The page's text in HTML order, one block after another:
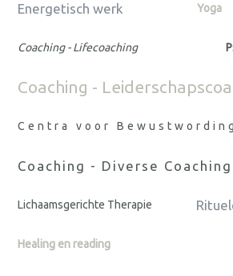
Energetisch werk Yoga
Coaching - Lifecoaching
Coaching -
Centra voor Bewustwording
Coaching - Diverse Coaching
Lichaamsgerichte Therapie
Healing en reading